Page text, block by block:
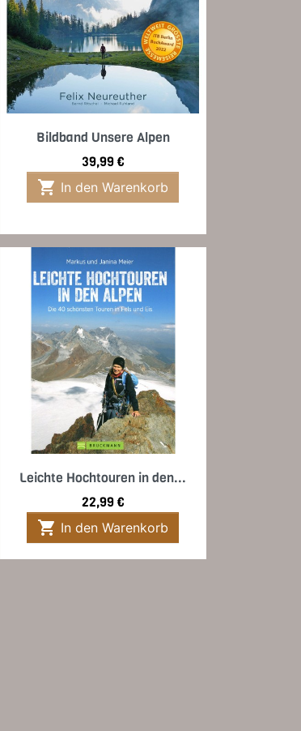
Vorschau
Bildband Unsere Alpen
Preis
39,99 €
 In den Warenkorb
 Vorschau
Leichte Hochtouren in den...
Preis
22,99 €
 In den Warenkorb